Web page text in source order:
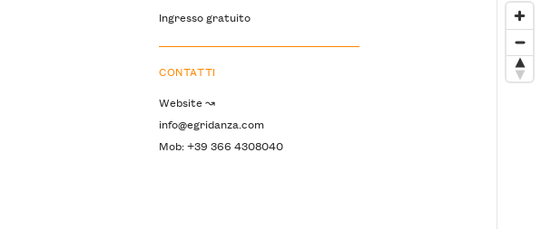
Ingresso gratuito
CONTATTI
Website ↝
info@egridanza.com
Mob: +39 366 4308040